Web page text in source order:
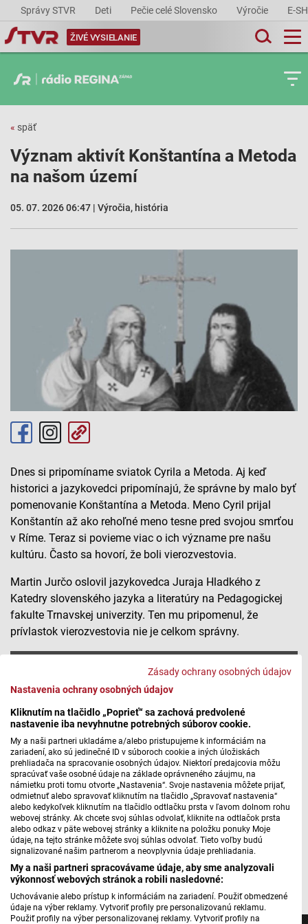
Zásady ochrany osobných údajov
Nastavenia ochrany osobných údajov
Kliknutím na tlačidlo „Poprieť“ sa zachová predvolené
nastavenie iba nevyhnutne potrebných súborov cookie.
My a naši partneri ukladáme a/alebo pristupujeme k informáciám na
zariadení, ako sú jedinečné ID v súboroch cookie a iných úložiskách
prehliadača na spracovanie osobných údajov. Niektorí predajcovia môžu
spracúvať vaše osobné údaje na základe oprávneného záujmu, na
námietku proti tomu otvorte „Nastavenia“. Svoje nastavenia môžete prijať,
odmietnuť alebo spravovať kliknutím na tlačidlo „Spravovať nastavenia“
alebo kedykoľvek kliknutím na tlačidlo odtlačku prsta v ľavom dolnom rohu
webovej stránky. Ak chcete svoj súhlas odvolať, kliknite na odtlačok prsta
alebo odkaz v päte webovej stránky a kliknite na položku ponuky Moje
údaje, na tejto stránke môžete svoj súhlas odvolať. Tieto voľby budú
signalizované našim partnerom a neovplyvnia údaje prehliadania.
My a naši partneri spracovávame údaje, aby sme analyzovali
výkonnosť webových stránok a robili nasledovné:
Uchovávanie alebo prístup k informáciám na zariadení. Použiť obmedzené
údaje na výber reklamy. Vytvoriť profily pre personalizovanú reklamu.
Použiť profily na výber personalizovanej reklamy. Vytvoriť profily na
Správy STVR Deti Pečie celé Slovensko Výročie E-
ŽIVÉ VYSIELANIE
« späť
Význam aktivít Konštantína a Metoda
na našom území
05. 07. 2026 06:47 | Výročia, história
Dnes si pripomíname sviatok Cyrila a Metoda. Aj keď
historici a jazykovedci pripomínajú, že správne by malo byť
pomenovanie Konštantína a Metoda. Meno Cyril prijal
Konštantín až ako rehoľné meno tesne pred svojou smrťou
v Ríme. Teraz si povieme viac o ich význame pre našu
kultúru. Často sa hovorí, že boli vierozvestovia.
Martin Jurčo oslovil jazykovedca Juraja Hladkého z
Katedry slovenského jazyka a literatúry na Pedagogickej
fakulte Trnavskej univerzity. Ten mu pripomenul, že
prívlastok vierozvestovia nie je celkom správny.
Význam aktivít Konštantína a Metoda na našom
Máte problém s prehrávaním?Nahláste nám chybu v prehrávači.
Odkaz pomenovaní našich miest a obcí z čias stredoveku
je však oveľa výraznejší. Možno aj vy sa počas dnešného
dňa zúčastníte na niektorej z akcií pri príležitosti sviatku
Konštantína a Metoda. To je pre nás všetkých príležitosť
dozvedieť sa o ich aktivitách viac. Aj v tomto prípade platí,
že treba viac počúvať historikov ako politikov.
Autor: Martin Jurčo